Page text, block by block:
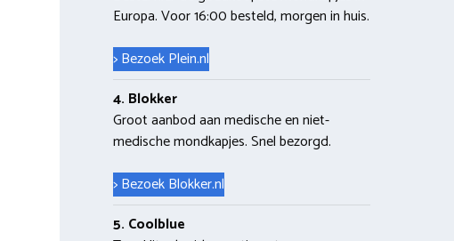
Europa. Voor 16:00 besteld, morgen in huis.
> Bezoek Plein.nl
4. Blokker
Groot aanbod aan medische en niet-
medische mondkapjes. Snel bezorgd.
> Bezoek Blokker.nl
5. Coolblue